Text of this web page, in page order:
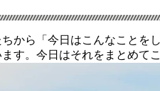
から「今日はこんなことを
す。今日はそれをまとめて